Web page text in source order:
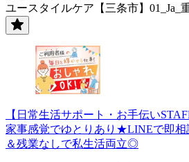
ユースタイルケア【三条市】01_Ja_
【日常生活サポート・お手伝い
家事感覚でゆとりあり★LINEで即
＆残業なしで私生活両立◎